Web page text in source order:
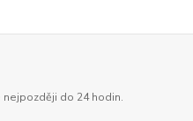
do 24 hodin.